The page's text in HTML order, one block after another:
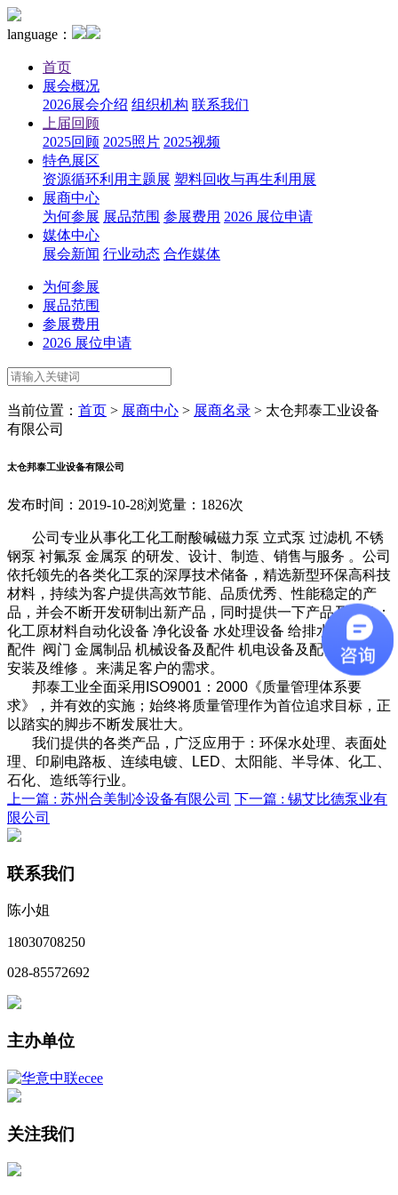
language：
首页
展会概况
2026展会介绍 组织机构 联系我们
上届回顾
2025回顾 2025照片 2025视频
特色展区
资源循环利用主题展 塑料回收与再生利用展
展商中心
为何参展 展品范围 参展费用 2026 展位申请
媒体中心
展会新闻 行业动态 合作媒体
为何参展
展品范围
参展费用
2026 展位申请
当前位置： 首页 > 展商中心 > 展商名录 > 太仓邦泰工业设备
有限公司
太仓邦泰工业设备有限公司
发布时间：2019-10-28浏览量：1826次
公司专业从事化工化工耐酸碱磁力泵 立式泵 过滤机 不锈
钢泵 衬氟泵 金属泵 的研发、设计、制造、销售与服务 。公司
依托领先的各类化工泵的深厚技术储备，精选新型环保高科技
材料，持续为客户提供高效节能、品质优秀、性能稳定的产
品，并会不断开发研制出新产品，同时提供一下产品及服务：
化工原材料自动化设备 净化设备 水处理设备 给排水设备 管道
配件 阀门 金属制品 机械设备及配件 机电设备及配件的销售
安装及维修 。来满足客户的需求。
邦泰工业全面采用ISO9001：2000《质量管理体系要
求》，并有效的实施；始终将质量管理作为首位追求目标，正
以踏实的脚步不断发展壮大。
我们提供的各类产品，广泛应用于：环保水处理、表面处
理、印刷电路板、连续电镀、LED、太阳能、半导体、化工、
石化、造纸等行业。
上一篇 : 苏州合美制冷设备有限公司 下一篇 : 锡艾比德泵业有
限公司
联系我们
陈小姐
18030708250
028-85572692
主办单位
关注我们